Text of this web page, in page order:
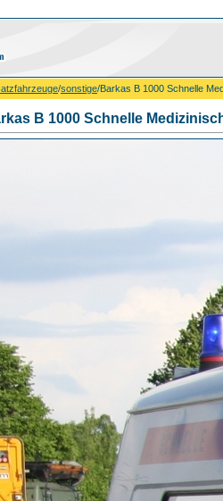
/sonstige/Barkas B 1000 Schnelle
B 1000 Schnelle